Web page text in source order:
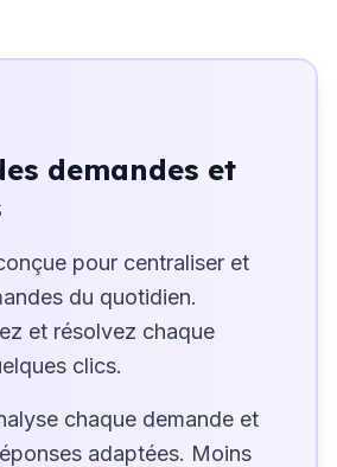
demandes et
pour centraliser et
du quotidien.
et résolvez chaque
clics.
chaque demande et
adaptées. Moins